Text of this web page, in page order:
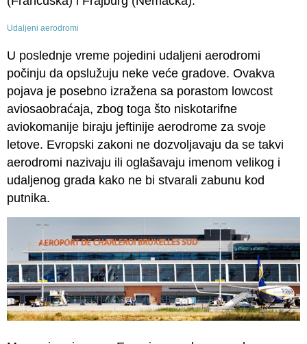
Udaljeni aerodromi
U poslednje vreme pojedini udaljeni aerodromi
počinju da opslužuju neke veće gradove. Ovakva
pojava je posebno izražena sa porastom lowcost
aviosaobraćaja, zbog toga što niskotarifne
aviokomanije biraju jeftinije aerodrome za svoje
letove. Evropski zakoni ne dozvoljavaju da se takvi
aerodromi nazivaju ili oglašavaju imenom velikog i
udaljenog grada kako ne bi stvarali zabunu kod
putnika.